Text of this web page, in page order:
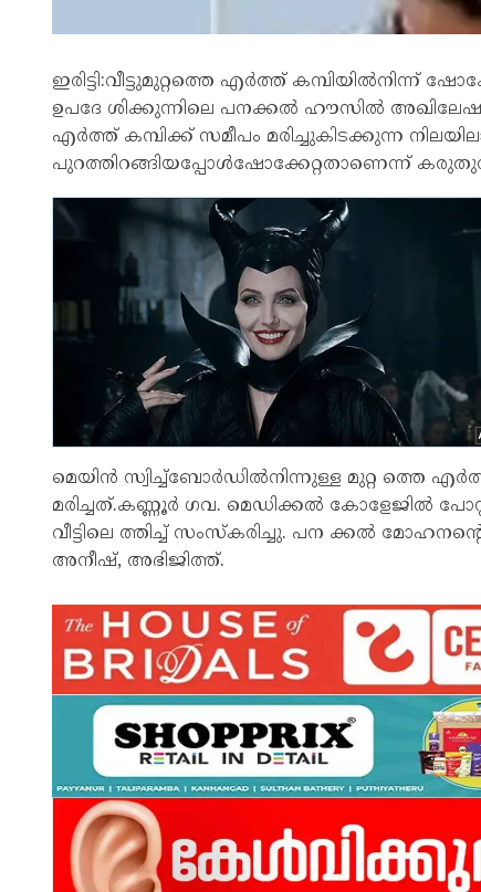
ഇരിട്ടി:വീട്ടുമുറ്റത്തെ എർത്ത് കമ്പിയിൽനിന്ന്
ഉപദേ ശിക്കുന്നിലെ പനക്കൽ ഹൗസിൽ അഖിലേഷാ
എർത്ത് കമ്പിക്ക് സമീപം മരിച്ചുകിടക്കുന്ന
പുറത്തിറങ്ങിയപ്പോൾഷോക്കേറ്റതാണെന്ന്
മെയിൻ സ്വിച്ച്ബോർഡിൽനിന്നുള്ള മുറ്റ ത്തെ
മരിച്ചത്.കണ്ണൂർ ഗവ. മെഡിക്കൽ കോളേജിൽ
വീട്ടിലെ ത്തിച്ച് സംസ്കരിച്ചു. പന ക്കൽ
അനീഷ്, അഭിജിത്ത്.